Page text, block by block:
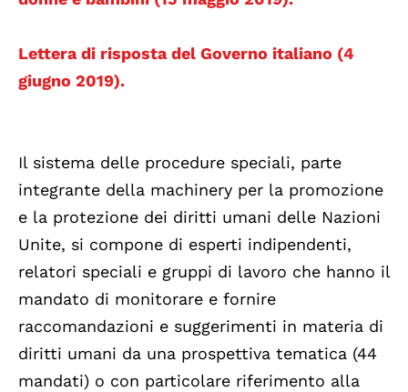
Lettera di risposta del Governo italiano (4
giugno 2019).
Il sistema delle procedure speciali, parte
integrante della machinery per la promozione
e la protezione dei diritti umani delle Nazioni
Unite, si compone di esperti indipendenti,
relatori speciali e gruppi di lavoro che hanno il
mandato di monitorare e fornire
raccomandazioni e suggerimenti in materia di
diritti umani da una prospettiva tematica (44
mandati) o con particolare riferimento alla